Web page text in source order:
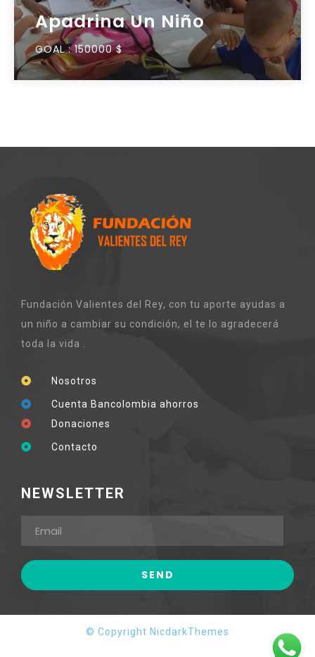
Apadrina Un Niño
GOAL :150000 $
Fundación Valientes del Rey, con tu aporte ayudas a
un niño a cambiar su condición, el te lo agradecerá
toda la vida .
Nosotros
Cuenta Bancolombia ahorros
Donaciones
Contacto
NEWSLETTER
© Copyright NicdarkThemes